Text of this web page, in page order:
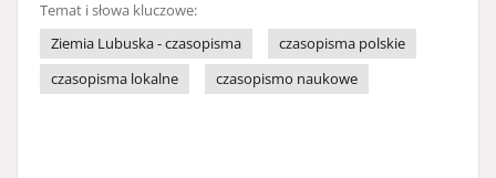
Temat i słowa kluczowe:
Ziemia Lubuska - czasopisma
czasopisma polskie
czasopisma lokalne
czasopismo naukowe